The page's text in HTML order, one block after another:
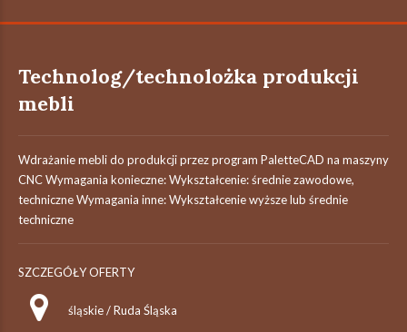
Technolog/technolożka produkcji
mebli
Wdrażanie mebli do produkcji przez program PaletteCAD na maszyny
CNC Wymagania konieczne: Wykształcenie: średnie zawodowe,
techniczne Wymagania inne: Wykształcenie wyższe lub średnie
techniczne
SZCZEGÓŁY OFERTY
śląskie / Ruda Śląska